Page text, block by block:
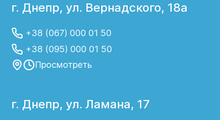
г. Днепр, ул. Вернадского, 18а
+38 (067) 000 01 50
+38 (095) 000 01 50
Просмотреть
г. Днепр, ул. Ламана, 17